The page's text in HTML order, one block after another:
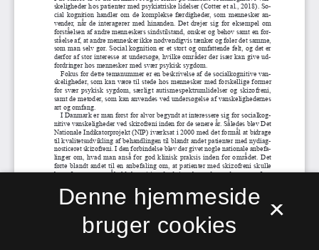
×
Denne hjemmeside
bruger cookies